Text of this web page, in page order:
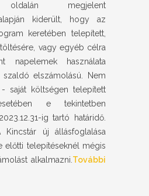
oldalán megjelent
kiderült, hogy az
keretében telepített,
vagy egyéb célra
napelemek használata
elszámolású. Nem
saját költségen telepített
e tekintetben
ig tartó határidő.
Kincstár új állásfoglalása
előtti telepítéseknél mégis
alkalmazni.További